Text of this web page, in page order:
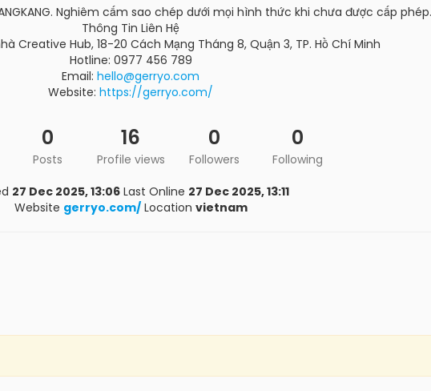
Nghiêm cấm sao chép dưới mọi hình thức khi chưa được cấp phép.
Thông Tin Liên Hệ
Creative Hub, 18-20 Cách Mạng Tháng 8, Quận 3, TP. Hồ Chí Minh
Hotline: 0977 456 789
Email: hello@gerryo.com
Website: https://gerryo.com/
0
Posts
16
Profile views
0
Followers
0
Following
27 Dec 2025, 13:06 Last Online 27 Dec 2025, 13:11
Website gerryo.com/ Location vietnam